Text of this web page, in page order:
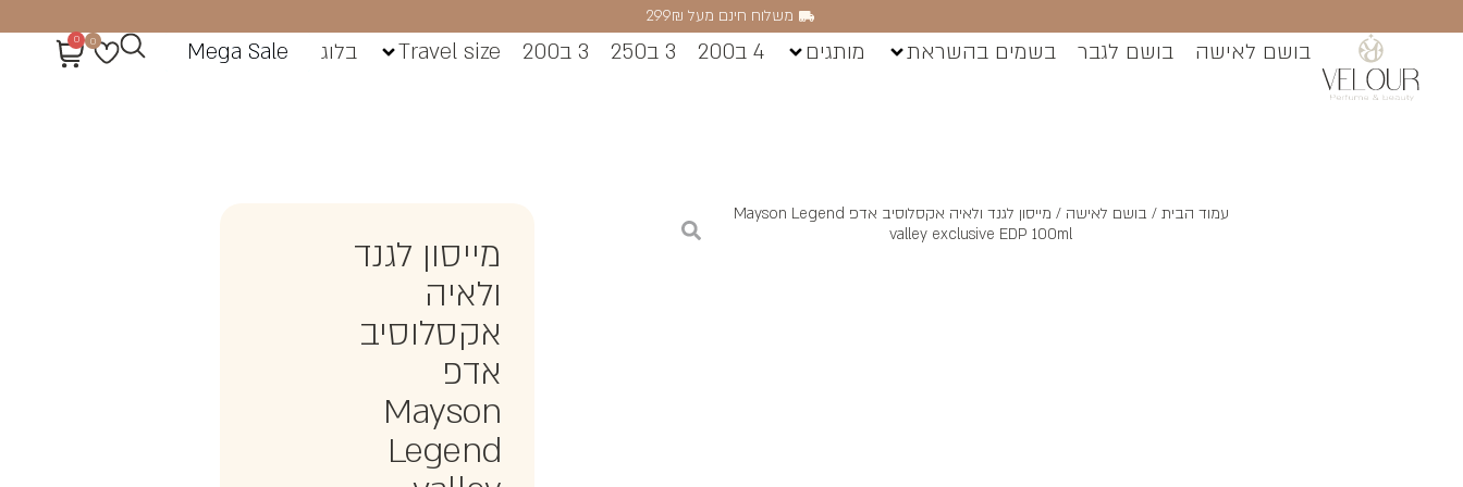
משלוח חינם מעל 299₪
בושם לאישה בושם לגבר בשמים בהשראת מותגים 4 ב200 3 ב250 3 ב200 Travel size בלוג Mega Sale
0
0
עמוד הבית / בושם לאישה
/ מייסון לגנד ולאיה אקסלוסיב אדפ Mayson Legend
valley exclusive EDP 100ml
מייסון לגנד
ולאיה
אקסלוסיב
אדפ
Mayson
Legend